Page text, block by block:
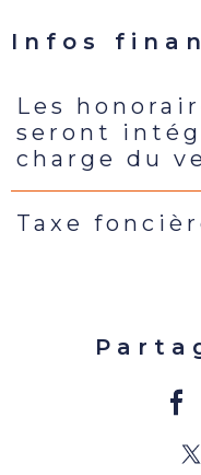
Infos
Caractéristiques
Les
seront
charge du
Taxe